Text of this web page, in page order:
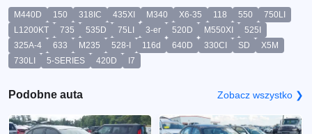
M440D 150 318IC 435XI M340 X6-35 118 550
750LI
L1200KT
735 535D 75LI 3-er 520D M550XI
525I
325A-4
633 M235 528-I 116d 640D 330CI SD
X5M
730LI
5-SERIES 420D I7
Podobne auta Zobacz wszystko ❯